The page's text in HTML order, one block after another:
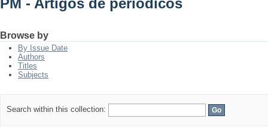
PM - Artigos de periódicos
Browse by
By Issue Date
Authors
Titles
Subjects
Search within this collection: